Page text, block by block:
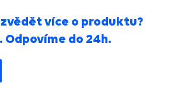
více o produktu?
Odpovíme do 24h.